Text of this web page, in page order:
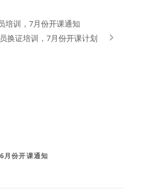
培训，7月份开课通知
换证培训，7月份开课计划
月份开课通知